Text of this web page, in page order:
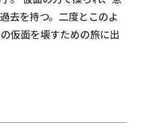
去を持つ。⼆度とこのよ
仮⾯を壊すための旅に出